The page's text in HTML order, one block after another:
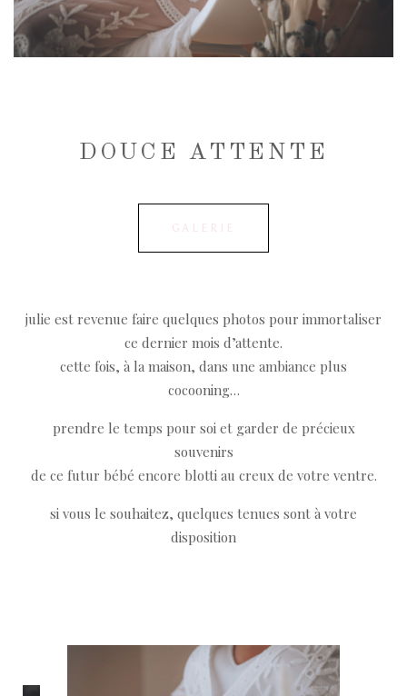
DOUCE ATTENTE
GALERIE
julie est revenue faire quelques photos pour immortaliser
ce dernier mois d’attente.
cette fois, à la maison, dans une ambiance plus
cocooning…
prendre le temps pour soi et garder de précieux
souvenirs
de ce futur bébé encore blotti au creux de votre ventre.
si vous le souhaitez, quelques tenues sont à votre
disposition